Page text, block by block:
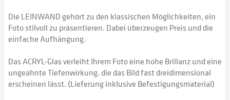
Die LEINWAND gehört zu den klassischen Möglichkeiten, ein
Foto stilvoll zu präsentieren. Dabei überzeugen Preis und die
einfache Aufhängung.
Das ACRYL-Glas verleiht Ihrem Foto eine hohe Brillanz und eine
ungeahnte Tiefenwirkung, die das Bild fast dreidimensional
erscheinen lässt. (Lieferung inklusive Befestigungsmaterial)